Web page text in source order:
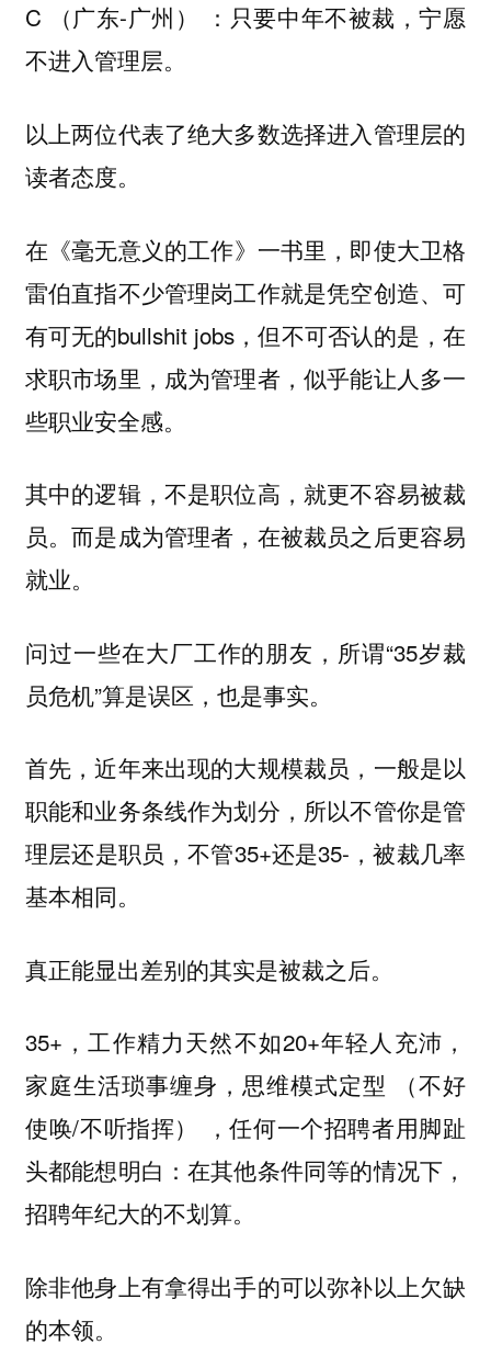
C （广东-广州） ：只要中年不被裁，宁愿
不进入管理层。
以上两位代表了绝大多数选择进入管理层的
读者态度。
在 《毫无意义的工作》 一书里，即使大卫格
雷伯直指不少管理岗工作就是凭空创造、可
有可无的bullshit jobs，但不可否认的是，在
求职市场里，成为管理者，似乎能让人多一
些职业安全感。
其中的逻辑，不是职位高，就更不容易被裁
员。而是成为管理者，在被裁员之后更容易
就业。
问过一些在大厂工作的朋友，所谓“35岁裁
员危机”算是误区，也是事实。
首先，近年来出现的大规模裁员，一般是以
职能和业务条线作为划分，所以不管你是管
理层还是职员，不管35+还是35-，被裁几率
基本相同。
真正能显出差别的其实是被裁之后。
35+，工作精力天然不如20+年轻人充沛，
家庭生活琐事缠身，思维模式定型 （不好
使唤/不听指挥） ，任何一个招聘者用脚趾
头都能想明白：在其他条件同等的情况下，
招聘年纪大的不划算。
除非他身上有拿得出手的可以弥补以上欠缺
的本领。